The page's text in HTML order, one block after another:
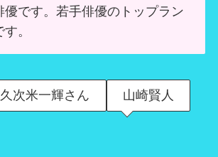
優です。若手俳優のトップラン
。
次米一輝さん 山崎賢人